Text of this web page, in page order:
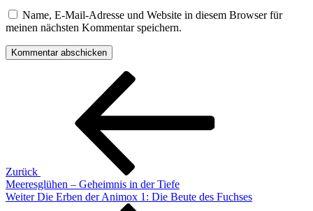
Name, E-Mail-Adresse und Website in diesem Browser für
meinen nächsten Kommentar speichern.
Beitragsnavigation
Zurück
Meeresglühen – Geheimnis in der Tiefe
Nächster
Weiter Die Erben der Animox 1: Die Beute des Fuchses